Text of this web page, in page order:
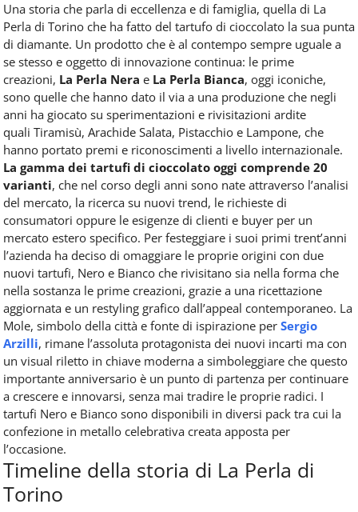
Una storia che parla di eccellenza e di famiglia, quella di La
Perla di Torino che ha fatto del tartufo di cioccolato la sua punta
di diamante. Un prodotto che è al contempo sempre uguale a
se stesso e oggetto di innovazione continua: le prime
creazioni, La Perla Nera e La Perla Bianca, oggi iconiche,
sono quelle che hanno dato il via a una produzione che negli
anni ha giocato su sperimentazioni e rivisitazioni ardite
quali Tiramisù, Arachide Salata, Pistacchio e Lampone, che
hanno portato premi e riconoscimenti a livello internazionale.
La gamma dei tartufi di cioccolato oggi comprende 20
varianti, che nel corso degli anni sono nate attraverso l’analisi
del mercato, la ricerca su nuovi trend, le richieste di
consumatori oppure le esigenze di clienti e buyer per un
mercato estero specifico. Per festeggiare i suoi primi trent’anni
l’azienda ha deciso di omaggiare le proprie origini con due
nuovi tartufi, Nero e Bianco che rivisitano sia nella forma che
nella sostanza le prime creazioni, grazie a una ricettazione
aggiornata e un restyling grafico dall’appeal contemporaneo. La
Mole, simbolo della città e fonte di ispirazione per Sergio
Arzilli, rimane l’assoluta protagonista dei nuovi incarti ma con
un visual riletto in chiave moderna a simboleggiare che questo
importante anniversario è un punto di partenza per continuare
a crescere e innovarsi, senza mai tradire le proprie radici. I
tartufi Nero e Bianco sono disponibili in diversi pack tra cui la
confezione in metallo celebrativa creata apposta per
l’occasione.
Timeline della storia di La Perla di
Torino